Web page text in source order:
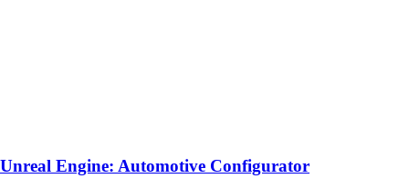
Unreal Engine: Automotive Configurator